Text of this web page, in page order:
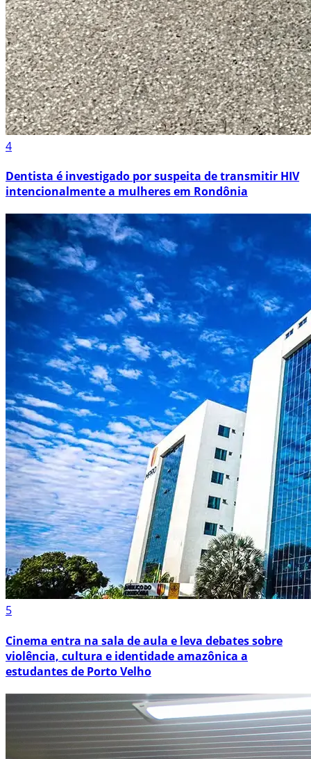
4
Dentista é investigado por suspeita de transmitir HIV
intencionalmente a mulheres em Rondônia
5
Cinema entra na sala de aula e leva debates sobre
violência, cultura e identidade amazônica a
estudantes de Porto Velho